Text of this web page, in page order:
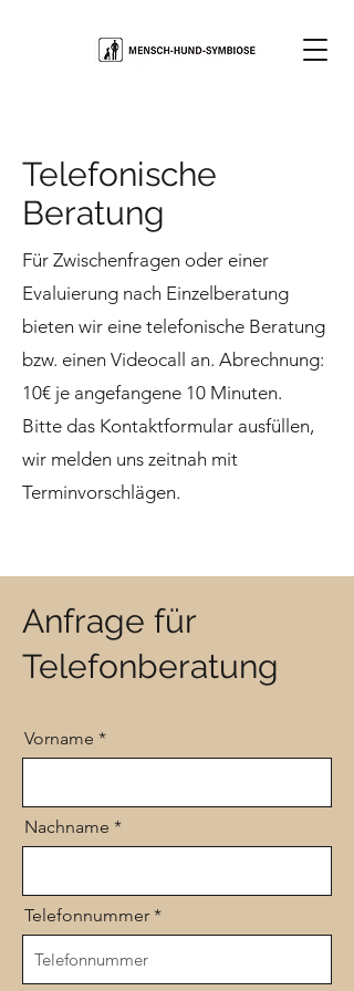
Telefonische
Beratung
Für Zwischenfragen oder einer
Evaluierung nach Einzelberatung
bieten wir eine telefonische Beratung
bzw. einen Videocall an. Abrechnung:
10€ je angefangene 10 Minuten.
Bitte das Kontaktformular ausfüllen,
wir melden uns zeitnah mit
Terminvorschlägen.
Anfrage für
Telefonberatung
Vorname
Nachname
Telefonnummer